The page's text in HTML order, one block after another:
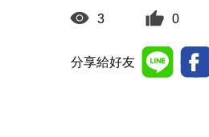
3 0
分享給好友